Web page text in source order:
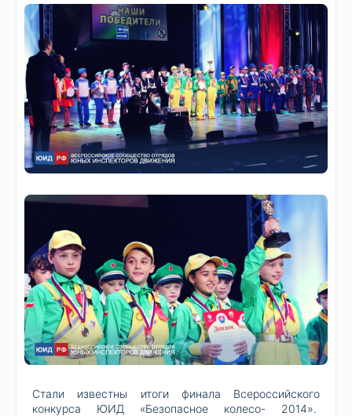
Стали известны итоги финала Всероссийского
конкурса ЮИД «Безопасное колесо- 2014».